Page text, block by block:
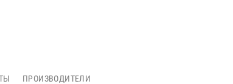
ПРОИЗВОДИТЕЛИ